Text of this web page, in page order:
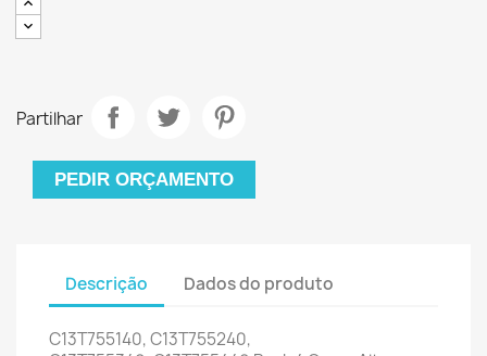
Partilhar
PEDIR ORÇAMENTO
Descrição Dados do produto
C13T755140, C13T755240,